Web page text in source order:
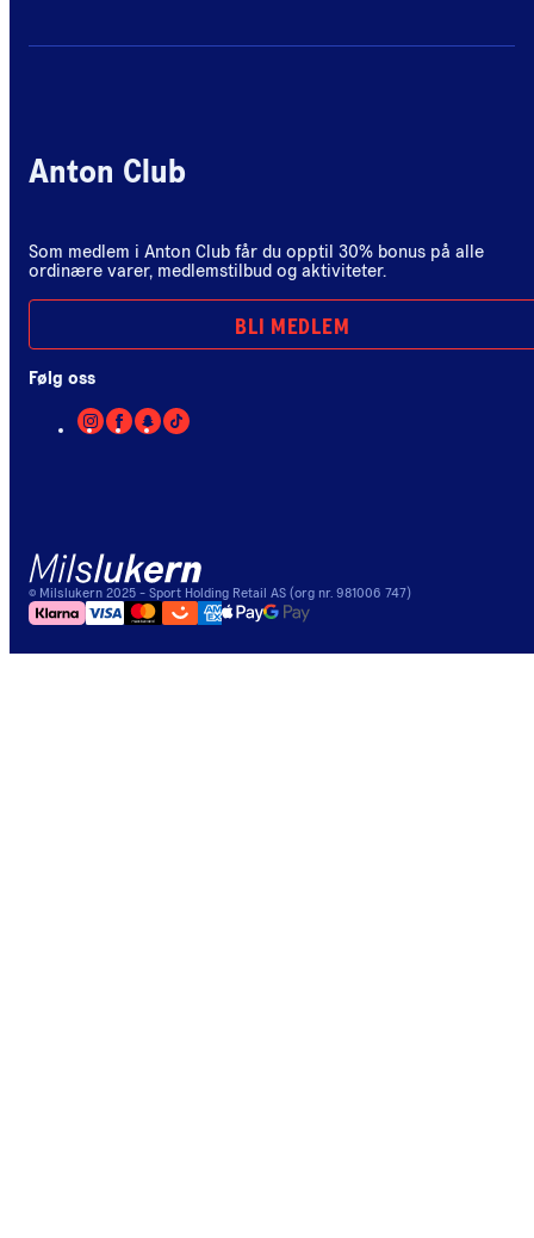
Anton Club
Som medlem i Anton Club får du opptil 30% bonus på alle
ordinære varer, medlemstilbud og aktiviteter.
BLI MEDLEM
Følg oss
© Milslukern 2025 - Sport Holding Retail AS (org nr. 981006 747)